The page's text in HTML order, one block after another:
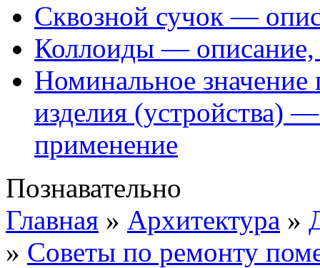
Сквозной сучок —
Коллоиды — описание,
Номинальное значение
изделия (устройства)
применение
Познавательно
Главная » Архитектура »
» Советы по ремонту